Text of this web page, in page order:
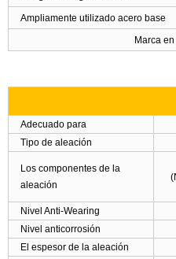
Ampliamente utilizado acero base
Marca
Adecuado para
Tipo de aleación
Los componentes de la
aleación
Nivel Anti-Wearing
Nivel anticorrosión
El espesor de la aleación